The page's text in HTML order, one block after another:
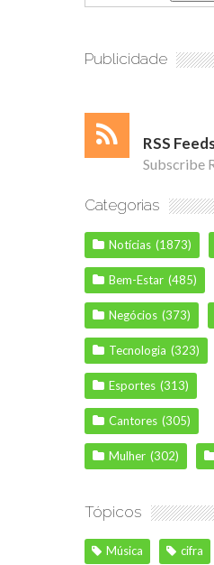
Publicidade
RSS
Subscribe
Categorias
Notícias (1873)
Bem-Estar (485)
Negócios (373)
Tecnologia (323)
Esportes (313)
Cantores (305)
Mulher (302)
Tópicos
Música cifra